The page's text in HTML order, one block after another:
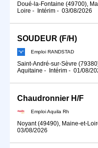
Doué-la-Fontaine (49700),
Loire - Intérim - 03/08/2026
SOUDEUR (F/H)
Emploi RANDSTAD
Saint-André-sur-Sèvre
Aquitaine - Intérim - 01/08/
Chaudronnier H/F
Emploi Aquila Rh
Noyant (49490), Maine-et-
03/08/2026